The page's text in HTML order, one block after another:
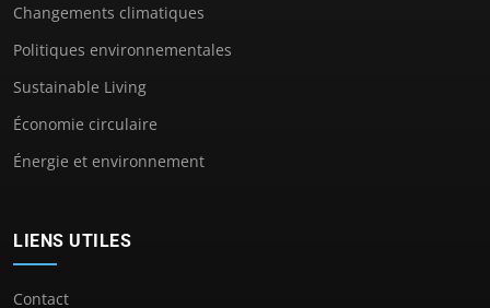
Changements climatiques
Politiques environnementales
Sustainable Living
Économie circulaire
Énergie et environnement
LIENS UTILES
Contact